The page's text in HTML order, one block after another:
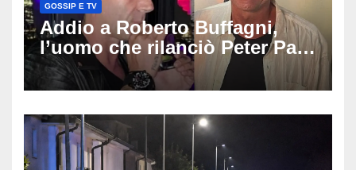
GOSSIP E TV
Addio a Roberto Buffagni,
l’uomo che rilanciò Peter Pan
e Villa delle Rose: aveva 59
anni